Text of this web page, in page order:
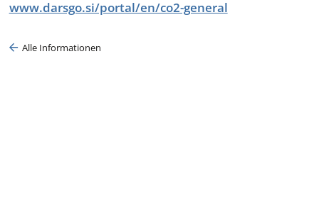
www.darsgo.si/portal/en/co2-general
Alle Informationen